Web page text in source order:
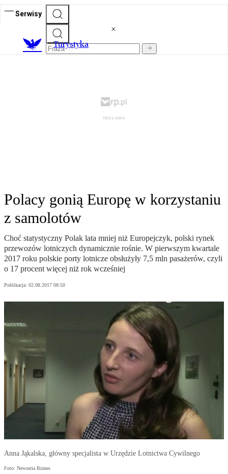
Serwisy
Turystyka
Polacy gonią Europę w korzystaniu
z samolotów
Choć statystyczny Polak lata mniej niż Europejczyk, polski rynek
przewozów lotniczych dynamicznie rośnie. W pierwszym kwartale
2017 roku polskie porty lotnicze obsłużyły 7,5 mln pasażerów, czyli
o 17 procent więcej niż rok wcześniej
Publikacja: 02.08.2017 08:50
Anna Jąkalska, główny specjalista w Urzędzie Lotnictwa Cywilnego
Foto: Newseria Biznes